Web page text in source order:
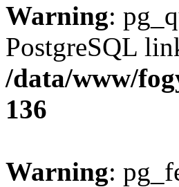
Warning:
PostgreSQL
/data/www/
136
Warning: